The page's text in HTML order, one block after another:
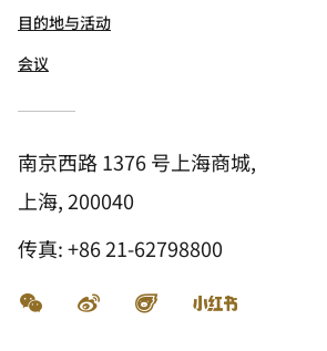
目的地与活动
会议
南京西路 1376 号上海商城,
上海, 200040
传真:+86 21-62798800
微信 微博 飞猪